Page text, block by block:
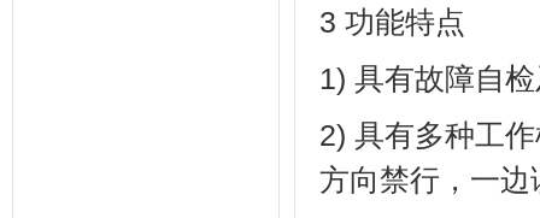
3 功能特点
1) 具有故障自
2) 具有多种工
方向禁行，一